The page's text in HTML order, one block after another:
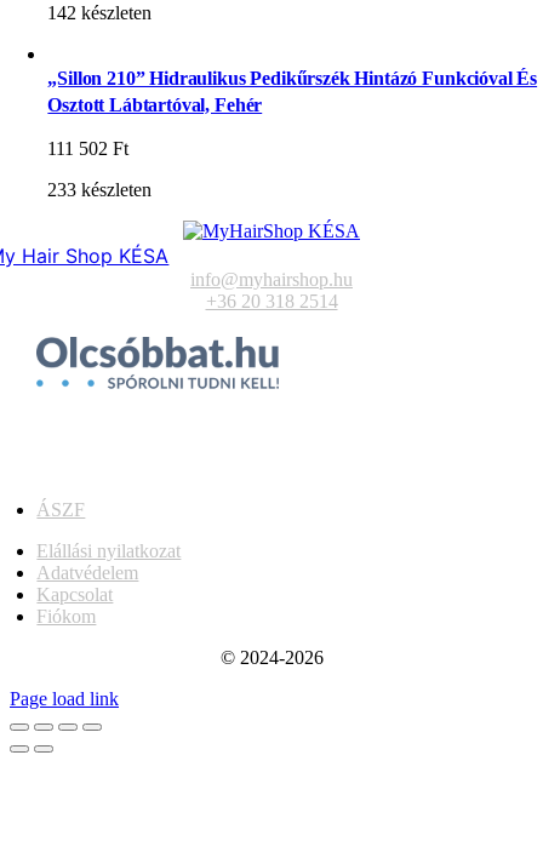
142 készleten
„Sillon 210” Hidraulikus Pedikűrszék Hintázó Funkcióval És
Osztott Lábtartóval, Fehér
111 502Ft
233 készleten
Hair Shop KÉSA
info@myhairshop.hu
+36 20 318 2514
ÁSZF
Elállási nyilatkozat
Adatvédelem
Kapcsolat
Fiókom
© 2024-2026
Page load link